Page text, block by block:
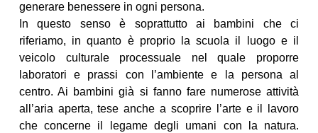
generare benessere in ogni persona.
In questo senso è soprattutto ai bambini che ci
riferiamo, in quanto è proprio la scuola il luogo e il
veicolo culturale processuale nel quale proporre
laboratori e prassi con l’ambiente e la persona al
centro. Ai bambini già si fanno fare numerose attività
all’aria aperta, tese anche a scoprire l’arte e il lavoro
che concerne il legame degli umani con la natura.